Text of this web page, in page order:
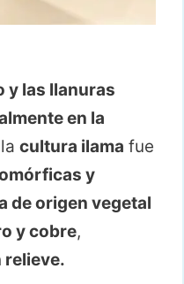
y las llanuras
en la
cultura ilama fue
y
de origen vegetal
y cobre,
relieve.